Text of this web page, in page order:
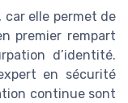
elle permet de
premier rempart
d’identité.
en sécurité
continue sont